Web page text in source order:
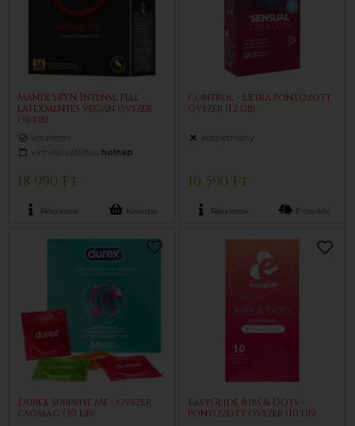
Manix SKYN Intense Fell -
latexmentes vegán óvszer
(36 db)
készleten
várható szállítás: holnap
18 990 Ft
Részletek Kosárba
Control - extra pontozott
óvszer (12 db)
készlethiány
10 590 Ft
Részletek Értesítés
Durex Surprise Me - óvszer
csomag (30 db)
EasyGlide Ribs & Dots -
pontozott óvszer (10 db)